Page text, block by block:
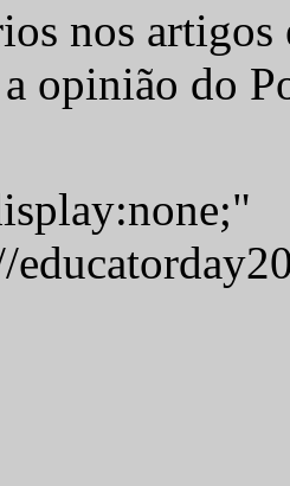
nos artigos
opinião do